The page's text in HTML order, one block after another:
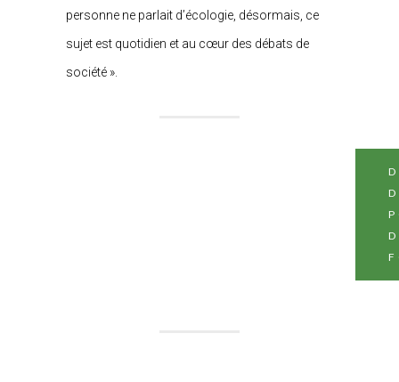
personne ne parlait d’écologie, désormais, ce
sujet est quotidien et au cœur des débats de
société ».